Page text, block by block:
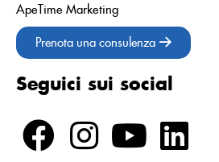
ApeTime Marketing
Prenota una consulenza
Seguici sui social